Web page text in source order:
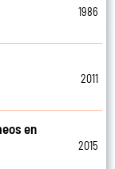
1986
2011
en
2015